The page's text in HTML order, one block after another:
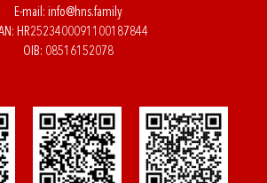
E-mail: info@hns.family
HR2523400091100187844
OIB: 08516152078